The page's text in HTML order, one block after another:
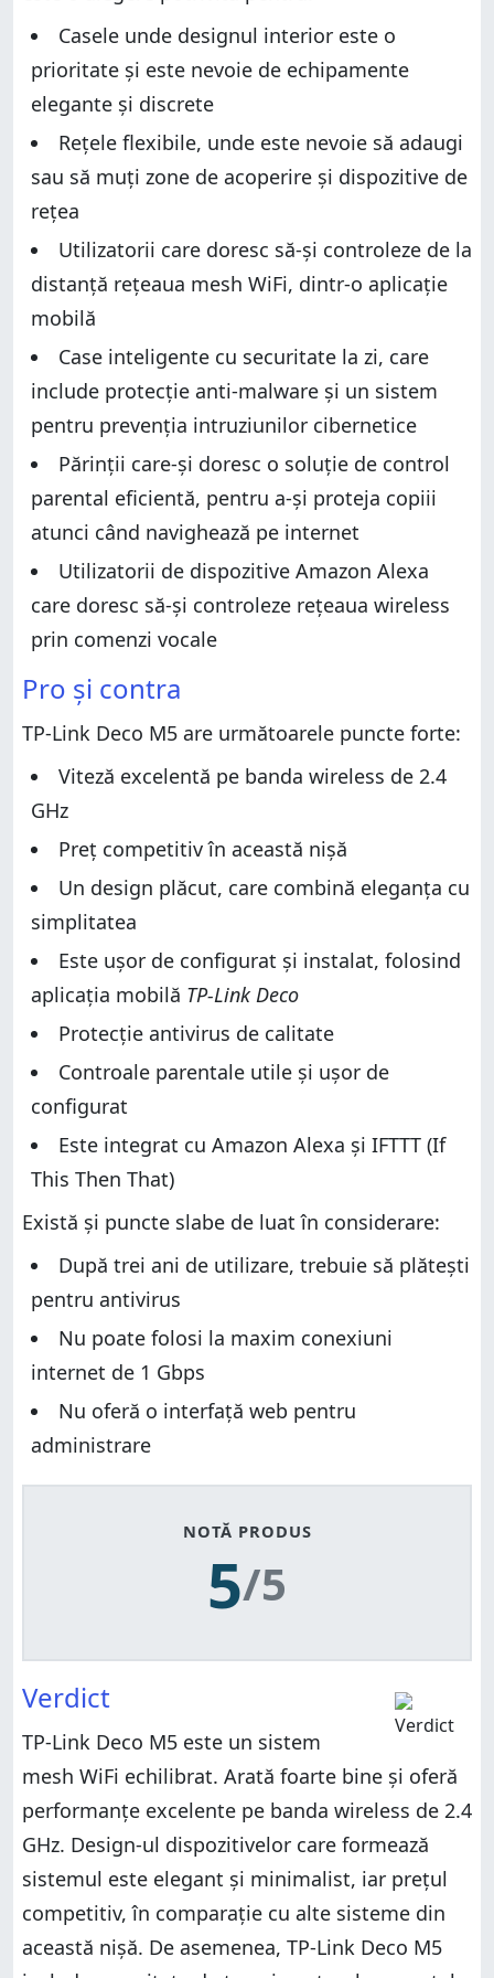
pentru întreaga casă
Performanța wireless
Performanţa pentru reţelele cu fir
Caracteristici suplimentare
Care este părerea ta despre TP-Link Deco M5?
Caracteristici hardware și design
Configurarea și utilizarea sistemului TP-Link Deco M5
pentru întreaga casă
Performanța wireless
Performanţa pentru reţelele cu fir
Caracteristici suplimentare
Care este părerea ta despre TP-Link Deco M5?
Casele unde designul interior este o
prioritate și este nevoie de echipamente
elegante și discrete
Rețele flexibile, unde este nevoie să adaugi
sau să muți zone de acoperire și dispozitive de
rețea
Utilizatorii care doresc să-și controleze de la
distanță rețeaua mesh WiFi, dintr-o aplicație
mobilă
Case inteligente cu securitate la zi, care
include protecție anti-malware și un sistem
pentru prevenția intruziunilor cibernetice
Părinții care-și doresc o soluție de control
parental eficientă, pentru a-și proteja copiii
atunci când navighează pe internet
Utilizatorii de dispozitive Amazon Alexa
care doresc să-și controleze rețeaua wireless
prin comenzi vocale
Pro și contra
TP-Link Deco M5 are următoarele puncte forte:
Viteză excelentă pe banda wireless de 2.4
GHz
Preț competitiv în această nișă
Un design plăcut, care combină eleganța cu
simplitatea
Este ușor de configurat și instalat, folosind
aplicația mobilă TP-Link Deco
Protecție antivirus de calitate
Controale parentale utile și ușor de
configurat
Este integrat cu Amazon Alexa și IFTTT (If
This Then That)
Există și puncte slabe de luat în considerare:
După trei ani de utilizare, trebuie să plătești
pentru antivirus
Nu poate folosi la maxim conexiuni
internet de 1 Gbps
Nu oferă o interfață web pentru
administrare
NOTĂ PRODUS
5/5
Verdict
TP-Link Deco M5 este un sistem
mesh WiFi echilibrat. Arată foarte bine și oferă
performanțe excelente pe banda wireless de 2.4
GHz. Design-ul dispozitivelor care formează
sistemul este elegant și minimalist, iar prețul
competitiv, în comparație cu alte sisteme din
această nișă. De asemenea, TP-Link Deco M5